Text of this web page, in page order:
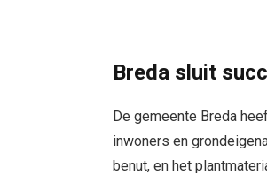
Breda sluit
De gemeente Breda
inwoners en
benut, en het